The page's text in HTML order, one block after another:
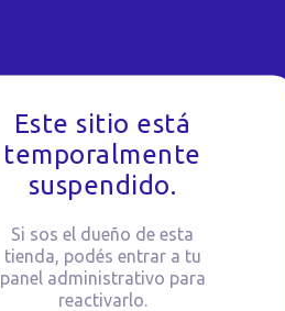
Este sitio está
temporalmente
suspendido.
Si sos el dueño de esta
tienda, podés entrar a tu
panel administrativo para
reactivarlo.